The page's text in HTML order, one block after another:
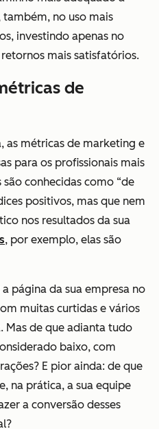
também, no uso mais
investindo apenas no
mais satisfatórios.
de
as métricas de marketing e
para os profissionais mais
conhecidas como “de
positivos, mas que nem
nos resultados da sua
, por exemplo, elas são
página da sua empresa no
muitas curtidas e vários
Mas de que adianta tudo
baixo, com
E pior ainda: de que
na prática, a sua equipe
a conversão desses